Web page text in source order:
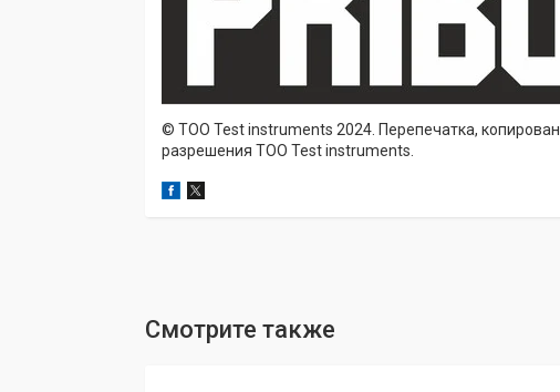
© ТОО Test instruments 2024. Перепечатка,
разрешения ТОО Test instruments.